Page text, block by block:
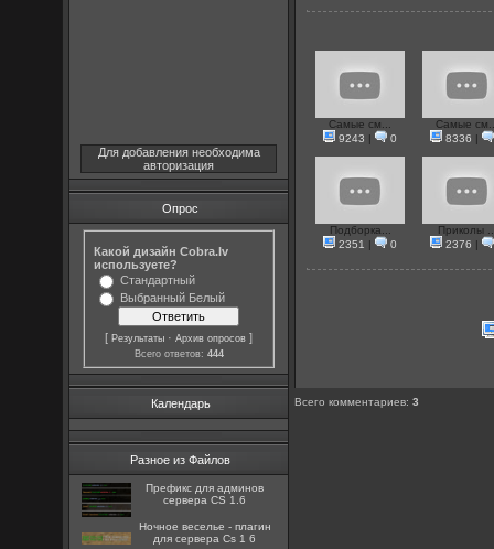
Для добавления необходима
авторизация
Опрос
Какой дизайн Cobra.lv
используете?
Стандартный
Выбранный Белый
[Результаты ·Архив опросов ]
Всего ответов: 444
Календарь
Разное из Файлов
Префикс для админов
сервера CS 1.6
Ночное веселье - плагин
для сервера Cs 1 6
Самые см...
9243 | 0
Самые
8336 |
Подборка...
2351 | 0
Приколы
2376 |
Всего комментариев:3